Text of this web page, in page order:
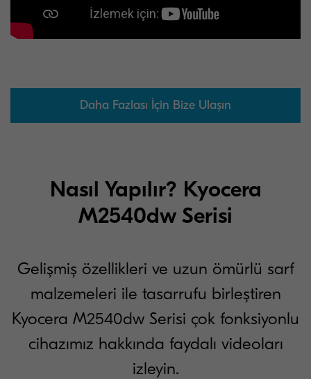
Daha Fazlası İçin Bize Ulaşın
Nasıl Yapılır? Kyocera
M2540dw Serisi
Gelişmiş özellikleri ve uzun ömürlü sarf
malzemeleri ile tasarrufu birleştiren
Kyocera M2540dw Serisi çok fonksiyonlu
cihazımız hakkında faydalı videoları
izleyin.